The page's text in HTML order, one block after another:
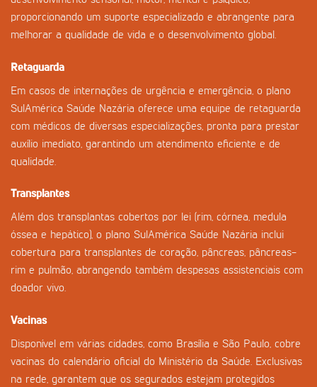
proporcionando um suporte especializado e abrangente para
melhorar a qualidade de vida e o desenvolvimento global.
Retaguarda
Em casos de internações de urgência e emergência, o plano
SulAmérica Saúde Nazária oferece uma equipe de retaguarda
com médicos de diversas especializações, pronta para prestar
auxílio imediato, garantindo um atendimento eficiente e de
qualidade.
Transplantes
Além dos transplantas cobertos por lei (rim, córnea, medula
óssea e hepático), o plano SulAmérica Saúde Nazária inclui
cobertura para transplantes de coração, pâncreas, pâncreas-
rim e pulmão, abrangendo também despesas assistenciais com
doador vivo.
Vacinas
Disponível em várias cidades, como Brasília e São Paulo, cobre
vacinas do calendário oficial do Ministério da Saúde. Exclusivas
na rede, garantem que os segurados estejam protegidos